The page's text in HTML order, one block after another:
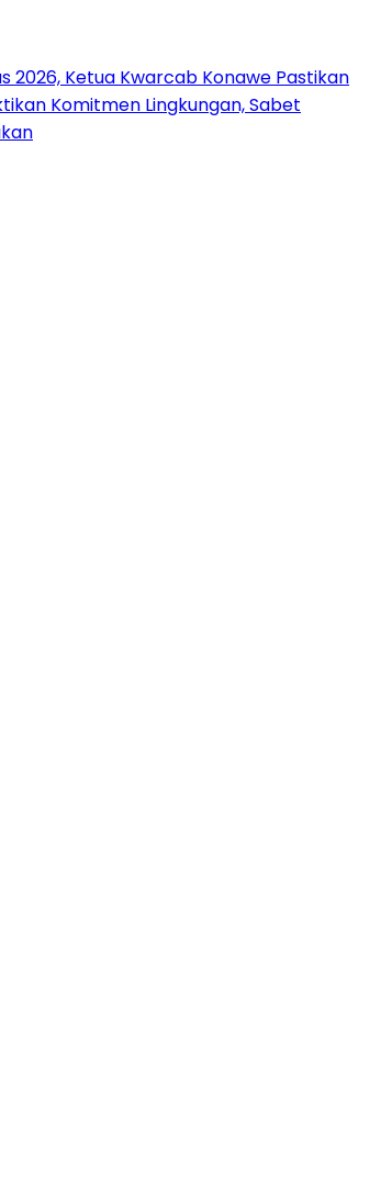
2026, Ketua Kwarcab Konawe Pastikan
Komitmen Lingkungan, Sabet